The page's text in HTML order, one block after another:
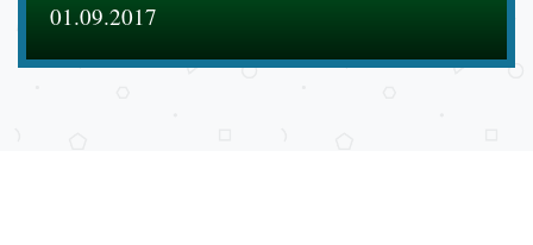
01.09.2017